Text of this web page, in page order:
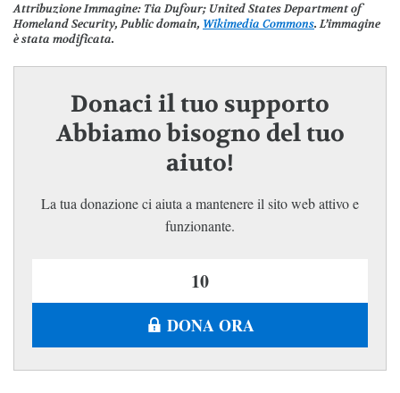
Attribuzione Immagine: Tia Dufour; United States Department of
Homeland Security, Public domain, Wikimedia Commons. L’immagine
è stata modificata.
Donaci il tuo supporto
Abbiamo bisogno del tuo
aiuto!
La tua donazione ci aiuta a mantenere il sito web attivo e
funzionante.
DONA ORA